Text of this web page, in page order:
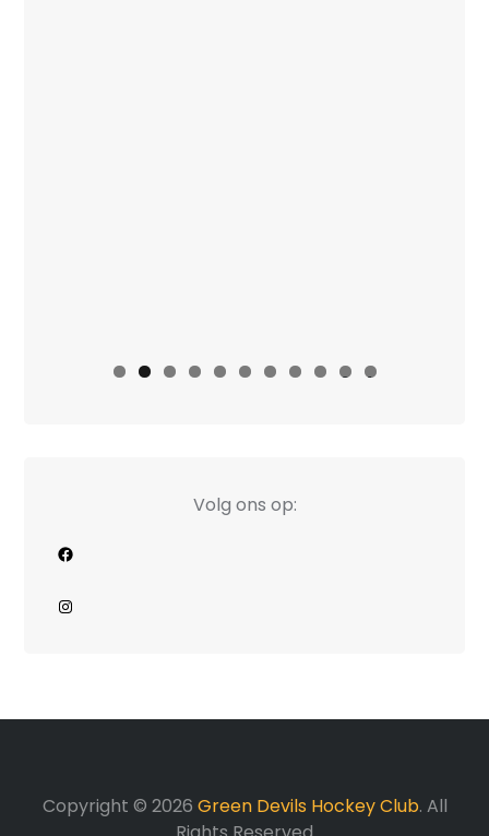
0 1
Volg ons op:
Copyright © 2026 Green Devils Hockey Club. All